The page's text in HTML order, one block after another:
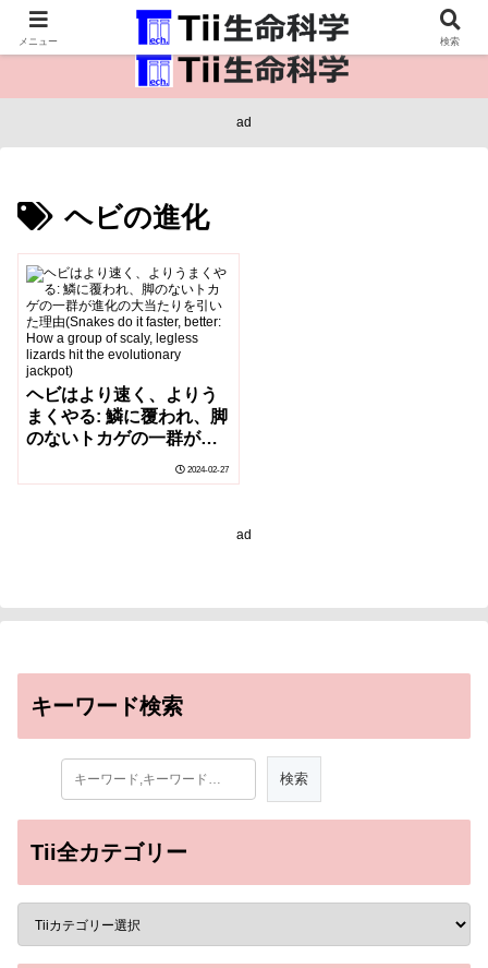
医療保健・生命・生物の情報インフラ。
ad
ヘビの進化
ヘビはより速く、よりう
まくやる: 鱗に覆われ、脚
のないトカゲの一群が進
化の大当たりを引いた理
由(Snakes do it faster,
2024-02-27
ad
キーワード検索
Tii全カテゴリー
メニュー 検索